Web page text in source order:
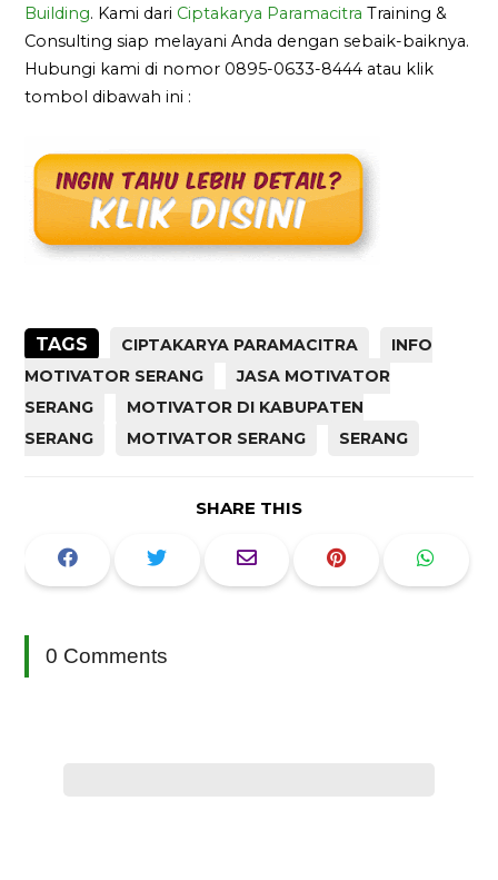
Building. Kami dari Ciptakarya Paramacitra Training &
Consulting siap melayani Anda dengan sebaik-baiknya.
Hubungi kami di nomor 0895-0633-8444 atau klik
tombol dibawah ini :
TAGS CIPTAKARYA PARAMACITRA
INFO
MOTIVATOR SERANG
JASA MOTIVATOR
SERANG
MOTIVATOR DI KABUPATEN
SERANG
MOTIVATOR SERANG SERANG
SHARE THIS
0 Comments